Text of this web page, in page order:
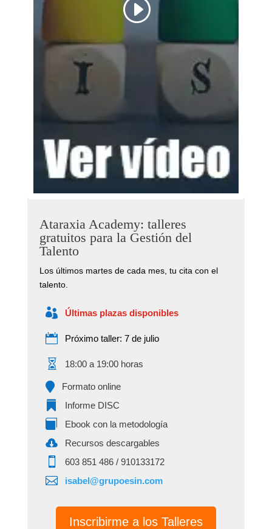
Ataraxia Academy: talleres
gratuitos para la Gestión del
Talento
Los últimos martes de cada mes, tu cita con el
talento.
Últimas plazas disponibles
Próximo taller: 7 de julio
18:00 a 19:00 horas
Formato online
Informe DISC
Ebook con la metodología
Recursos descargables
‭603 851 486‬ / 910133172
isabel@grupoesin.com
Inscribirme a los Talleres